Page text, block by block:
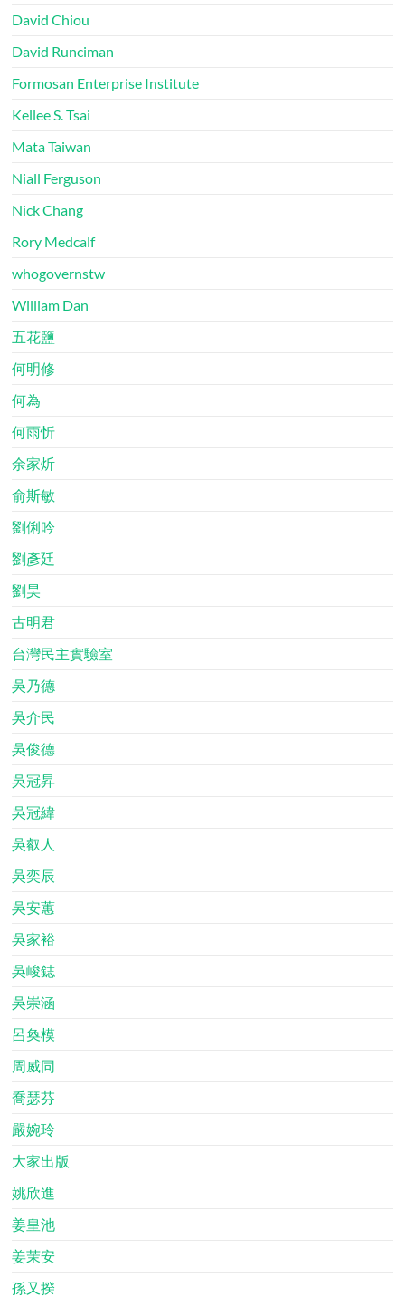
David Chiou
David Runciman
Formosan Enterprise Institute
Kellee S. Tsai
Mata Taiwan
Niall Ferguson
Nick Chang
Rory Medcalf
whogovernstw
William Dan
五花鹽
何明修
何為
何雨忻
余家炘
俞斯敏
劉俐吟
劉彥廷
劉昊
古明君
台灣民主實驗室
吳乃德
吳介民
吳俊德
吳冠昇
吳冠緯
吳叡人
吳奕辰
吳安蕙
吳家裕
吳峻鋕
吳崇涵
呂奐模
周威同
喬瑟芬
嚴婉玲
大家出版
姚欣進
姜皇池
姜茉安
孫又揆